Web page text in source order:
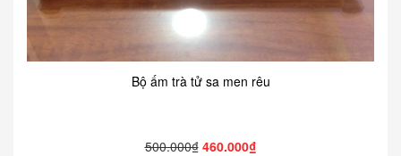
Bộ ấm trà tử sa men rêu
500.000₫ 460.000₫